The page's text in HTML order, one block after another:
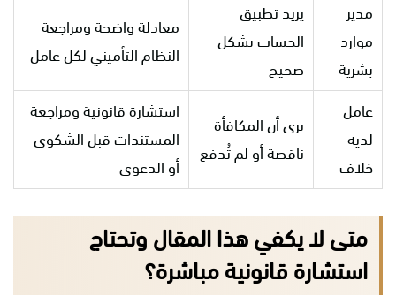
مدير
موارد
بشرية
يريد تطبيق
الحساب بشكل
صحيح
معادلة واضحة ومراجعة
النظام التأميني لكل عامل
عامل
لديه
خلاف
يرى أن المكافأة
ناقصة أو لم تُدفع
استشارة قانونية ومراجعة
المستندات قبل الشكوى
أو الدعوى
متى لا يكفي هذا المقال وتحتاج
استشارة قانونية مباشرة؟